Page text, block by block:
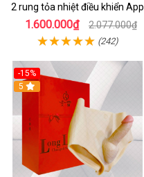
2 rung tỏa nhiệt điều khiển App
1.600.000₫ 2.077.000₫
(242)
-15%
5